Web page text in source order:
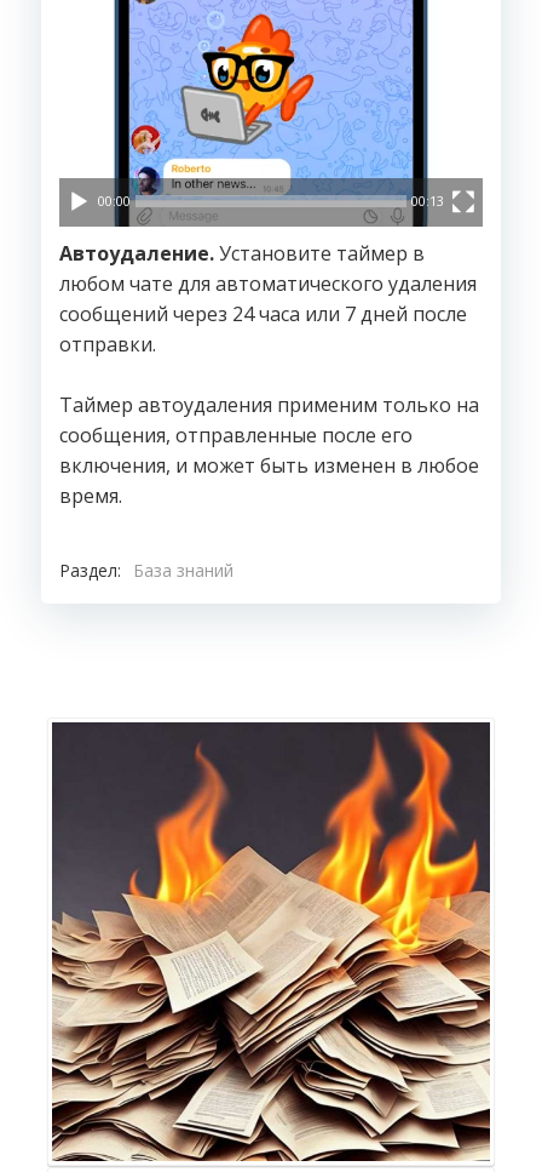
00:00 00:13
Автоудаление.Установите таймер в
любом чате для автоматического удаления
сообщений через 24 часа или 7 дней после
отправки.
Таймер автоудаления применим только на
сообщения, отправленные после его
включения, и может быть изменен в любое
время.
Раздел: База знаний